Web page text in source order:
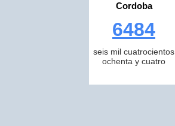
Cordoba
6484
seis mil cuatrocientos
ochenta y cuatro